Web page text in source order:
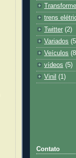
trens
Twitter (2)
Variados
Veículos
vídeos (5)
Vinil (1)
Contato